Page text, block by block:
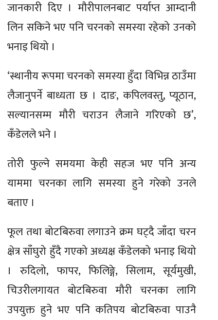
जानकारी दिए । मौरीपालनबाट पर्याप्त आम्दानी
लिन सकिने भए पनि चरनको समस्या रहेको उनको
भनाइ थियो ।
‘स्थानीय रूपमा चरनको समस्या हुँदा विभिन्न ठाउँमा
लैजानुपर्ने बाध्यता छ । दाङ, कपिलवस्तु, प्यूठान,
सल्यानसम्म मौरी चराउन लैजाने गरिएको छ’,
कँडेलले भने ।
तोरी फुल्ने समयमा केही सहज भए पनि अन्य
याममा चरनका लागि समस्या हुने गरेको उनले
बताए ।
फूल तथा बोटबिरुवा लगाउने क्रम घट्दै जाँदा चरन
क्षेत्र साँघुरो हुँदै गएको अध्यक्ष कँडेलको भनाइ थियो
। रुदिलो, फापर, फिलिङ्गे, सिलाम, सूर्यमुखी,
चिउरीलगायत बोटबिरुवा मौरी चरनका लागि
उपयुक्त हुने भए पनि कतिपय बोटबिरुवा पाउनै